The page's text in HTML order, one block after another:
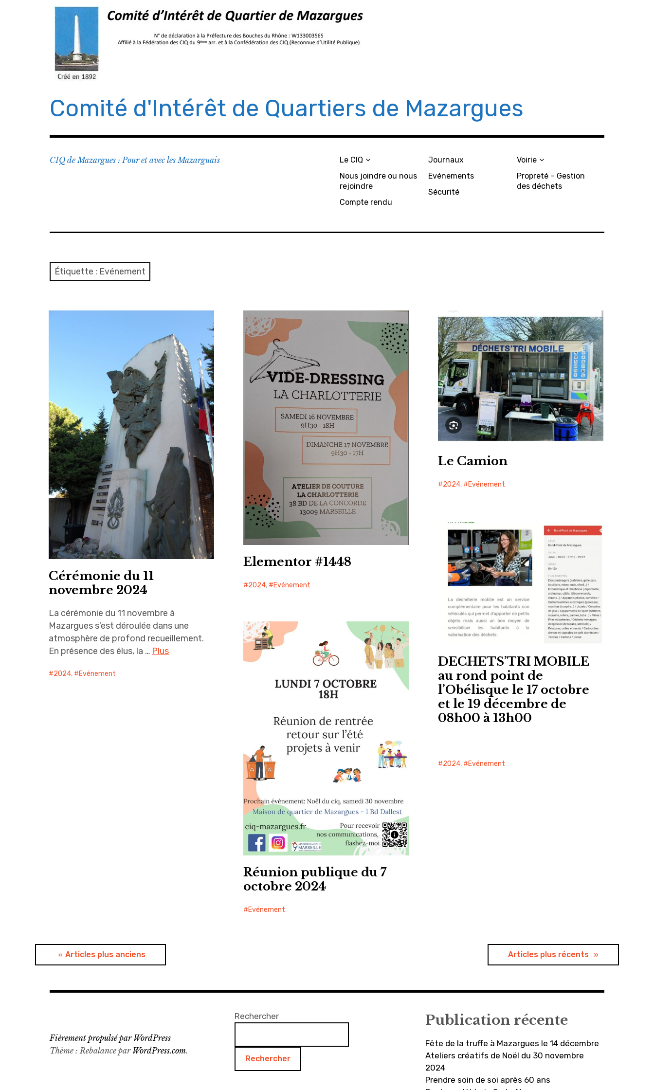
Comité d'Intérêt de Quartiers de Mazargues
CIQ de Mazargues : Pour et avec les Mazarguais
Le CIQ
Nous joindre ou nous
rejoindre
Compte rendu
Journaux
Evénements
Sécurité
Voirie
Propreté – Gestion
des déchets
Étiquette : Evénement
Cérémonie du 11
novembre 2024
La cérémonie du 11 novembre à
Mazargues s’est déroulée dans une
atmosphère de profond recueillement.
En présence des élus, la … Plus
2024, Evénement
Elementor #1448
2024, Evénement
Le Camion
2024, Evénement
DECHETS’TRI MOBILE
au rond point de
l’Obélisque le 17 octobre
et le 19 décembre de
08h00 à 13h00
2024, Evénement
Réunion publique du 7
octobre 2024
Evénement
Articles plus anciens Articles plus récents
Rechercher
Rechercher
Publication récente
Fête de la truffe à Mazargues le 14 décembre
Ateliers créatifs de Noël du 30 novembre
2024
Prendre soin de soi après 60 ans
Fièrement propulsé par WordPress
Thème : Rebalance par WordPress.com.